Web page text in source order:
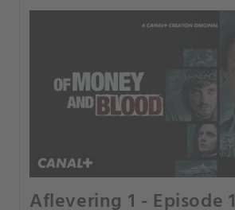
Aflevering 1 - Episode 1